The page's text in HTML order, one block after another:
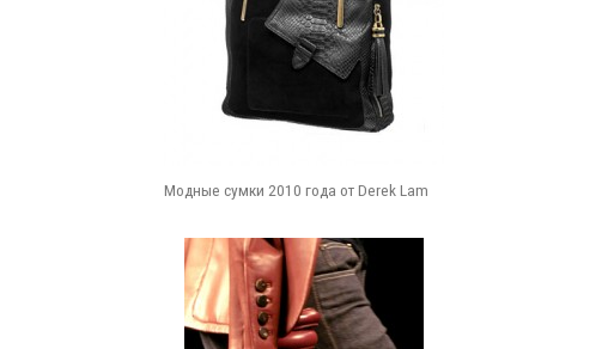
Модные сумки 2010 года от Derek Lam